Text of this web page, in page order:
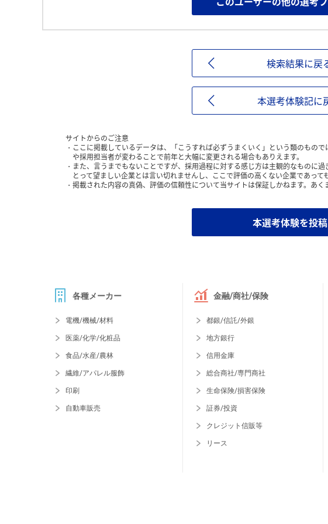
検索結果に戻
本選考体験記に
サイトからのご注意
ここに掲載しているデータは、「こうすれば必ずうまくいく」という類のもの
や採用担当者が変わることで前年と大幅に変更される場合もありえます。
また、言うまでもないことですが、採用過程に対する感じ方は主観的なものに
とって望ましい企業とは言い切れませんし、ここで評価の高くない企業であって
掲載された内容の真偽、評価の信頼性について当サイトは保証しかねます。あ
本選考体験を投
各種メーカー
電機/機械/材料
医薬/化学/化粧品
食品/水産/農林
繊維/アパレル服飾
印刷
自動車販売
金融/商社/保険
都銀/信託/外銀
地方銀行
信用金庫
総合商社/専門商社
生命保険/損害保険
証券/投資
クレジット信販等
リース